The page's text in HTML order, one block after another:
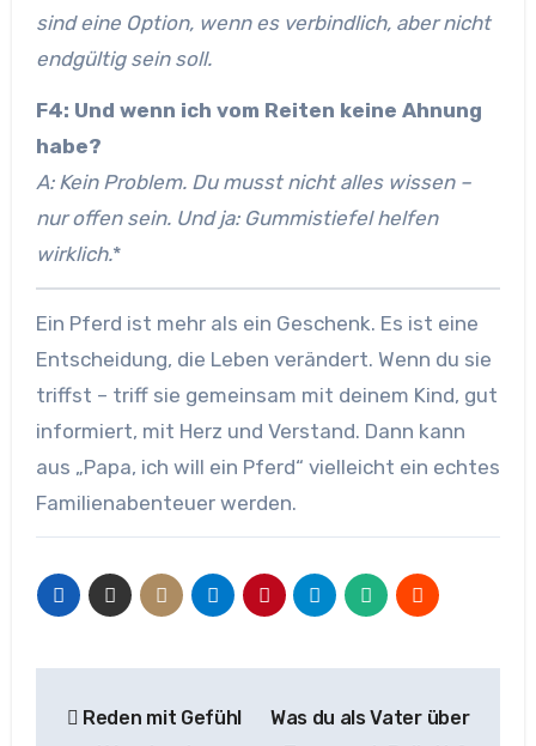
sind eine Option, wenn es verbindlich, aber nicht
endgültig sein soll.
F4: Und wenn ich vom Reiten keine Ahnung
habe?
A: Kein Problem. Du musst nicht alles wissen –
nur offen sein. Und ja: Gummistiefel helfen
wirklich.*
Ein Pferd ist mehr als ein Geschenk. Es ist eine
Entscheidung, die Leben verändert. Wenn du sie
triffst – triff sie gemeinsam mit deinem Kind, gut
informiert, mit Herz und Verstand. Dann kann
aus „Papa, ich will ein Pferd“ vielleicht ein echtes
Familienabenteuer werden.
Reden mit Gefühl
Was du als Vater über